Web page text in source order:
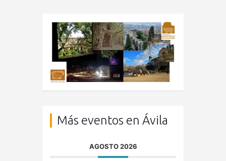
Más eventos en Ávila
AGOSTO 2026